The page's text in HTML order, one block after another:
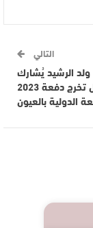
التالي
ولد الرشيد يُشارك
بحفل تخرج دفعة 2023
الدولية بالعيون